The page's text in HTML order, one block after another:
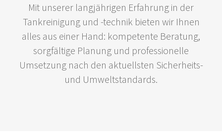
Mit unserer langjährigen Erfahrung in der
Tankreinigung und -technik bieten wir Ihnen
alles aus einer Hand: kompetente Beratung,
sorgfältige Planung und professionelle
Umsetzung nach den aktuellsten Sicherheits-
und Umweltstandards.